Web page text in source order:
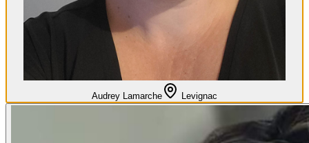
Audrey Lamarche Levignac